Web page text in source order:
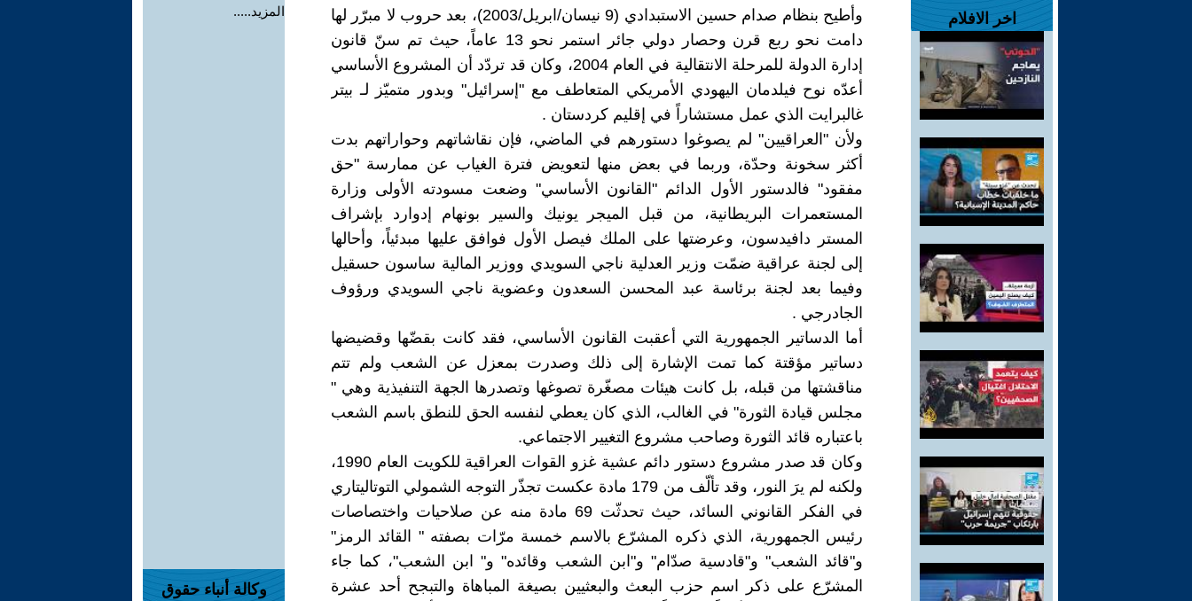
اخر الافلام
وأطيح بنظام صدام حسين الاستبدادي (9 نيسان/ابريل/2003)، بعد حروب لا مبرّر لها
دامت نحو ربع قرن وحصار دولي جائر استمر نحو 13 عاماً، حيث تم سنّ قانون
إدارة الدولة للمرحلة الانتقالية في العام 2004، وكان قد تردّد أن المشروع الأساسي
أعدّه نوح فيلدمان اليهودي الأمريكي المتعاطف مع "إسرائيل" وبدور متميّز لـ بيتر
غالبرايت الذي عمل مستشاراً في إقليم كردستان .
ولأن "العراقيين" لم يصوغوا دستورهم في الماضي، فإن نقاشاتهم وحواراتهم بدت
أكثر سخونة وحدّة، وربما في بعض منها لتعويض فترة الغياب عن ممارسة "حق
مفقود" فالدستور الأول الدائم "القانون الأساسي" وضعت مسودته الأولى وزارة
المستعمرات البريطانية، من قبل الميجر يونيك والسير بونهام إدوارد بإشراف
المستر دافيدسون، وعرضتها على الملك فيصل الأول فوافق عليها مبدئياً، وأحالها
إلى لجنة عراقية ضمّت وزير العدلية ناجي السويدي ووزير المالية ساسون حسقيل
وفيما بعد لجنة برئاسة عبد المحسن السعدون وعضوية ناجي السويدي ورؤوف
الجادرجي .
أما الدساتير الجمهورية التي أعقبت القانون الأساسي، فقد كانت بقضّها وقضيضها
دساتير مؤقتة كما تمت الإشارة إلى ذلك وصدرت بمعزل عن الشعب ولم تتم
مناقشتها من قبله، بل كانت هيئات مصغّرة تصوغها وتصدرها الجهة التنفيذية وهي "
مجلس قيادة الثورة" في الغالب، الذي كان يعطي لنفسه الحق للنطق باسم الشعب
باعتباره قائد الثورة وصاحب مشروع التغيير الاجتماعي.
وكان قد صدر مشروع دستور دائم عشية غزو القوات العراقية للكويت العام 1990،
ولكنه لم يرَ النور، وقد تألّف من 179 مادة عكست تجذّر التوجه الشمولي التوتاليتاري
في الفكر القانوني السائد، حيث تحدثّت 69 مادة منه عن صلاحيات واختصاصات
رئيس الجمهورية، الذي ذكره المشرّع بالاسم خمسة مرّات بصفته " القائد الرمز"
و"قائد الشعب" و"قادسية صدّام" و"ابن الشعب وقائده" و" ابن الشعب"، كما جاء
المشرّع على ذكر اسم حزب البعث والبعثيين بصيغة المباهاة والتبجح أحد عشرة
المزيد.....
وكالة أنباء حقوق